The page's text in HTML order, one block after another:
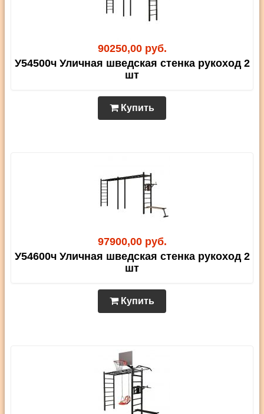
90250,00 руб.
У54500ч Уличная шведская стенка рукоход 2
шт
Купить
97900,00 руб.
У54600ч Уличная шведская стенка рукоход 2
шт
Купить